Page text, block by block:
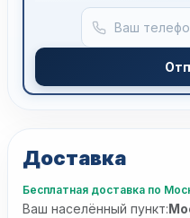
Доставка
Бесплатная доставка по
Ваш населённый пункт: